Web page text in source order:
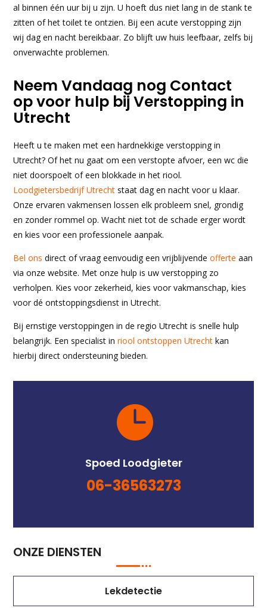
al binnen één uur bij u zijn. U hoeft dus niet lang in de stank te
zitten of het toilet te ontzien. Bij een acute verstopping zijn
wij dag en nacht bereikbaar. Zo blijft uw huis leefbaar, zelfs bij
onverwachte problemen.
Neem Vandaag nog Contact
op voor hulp bij Verstopping in
Utrecht
Heeft u te maken met een hardnekkige verstopping in
Utrecht? Of het nu gaat om een verstopte afvoer, een wc die
niet doorspoelt of een blokkade in het riool.
Loodgietersbedrijf Utrecht staat dag en nacht voor u klaar.
Onze ervaren vakmensen lossen elk probleem snel, grondig
en zonder rommel op. Wacht niet tot de schade erger wordt
en kies voor een professionele aanpak.
Bel ons direct of vraag eenvoudig een vrijblijvendeofferte aan
via onze website. Met onze hulp is uw verstopping zo
verholpen. Kies voor zekerheid, kies voor vakmanschap, kies
voor dé ontstoppingsdienst in Utrecht.
Bij ernstige verstoppingen in de regio Utrecht is snelle hulp
belangrijk. Een specialist inriool ontstoppen Utrecht kan
hierbij direct ondersteuning bieden.
Spoed Loodgieter
06-36563273
ONZE DIENSTEN
Lekdetectie